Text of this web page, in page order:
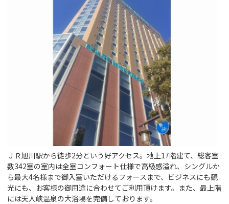
ＪＲ旭川駅から徒歩2分という好アクセス。地上17階建て、総客室
数342室の室内は全室コンフォート仕様で高級感溢れ、シングルか
ら最大4名様まで御入室いただけるフォースまで、ビジネスにも観
光にも、お客様の御用途に合わせてご利用頂けます。また、最上階
には天人峡温泉の大浴場を完備しております。